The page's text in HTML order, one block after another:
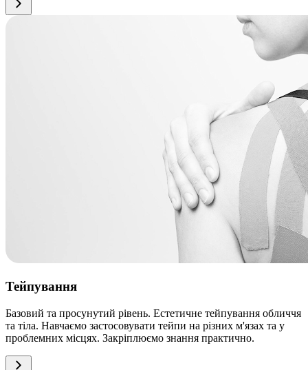
Тейпування
Базовий та просунутий рівень. Естетичне тейпування обличчя
та тіла. Навчаємо застосовувати тейпи на різних м'язах та у
проблемних місцях. Закріплюємо знання практично.